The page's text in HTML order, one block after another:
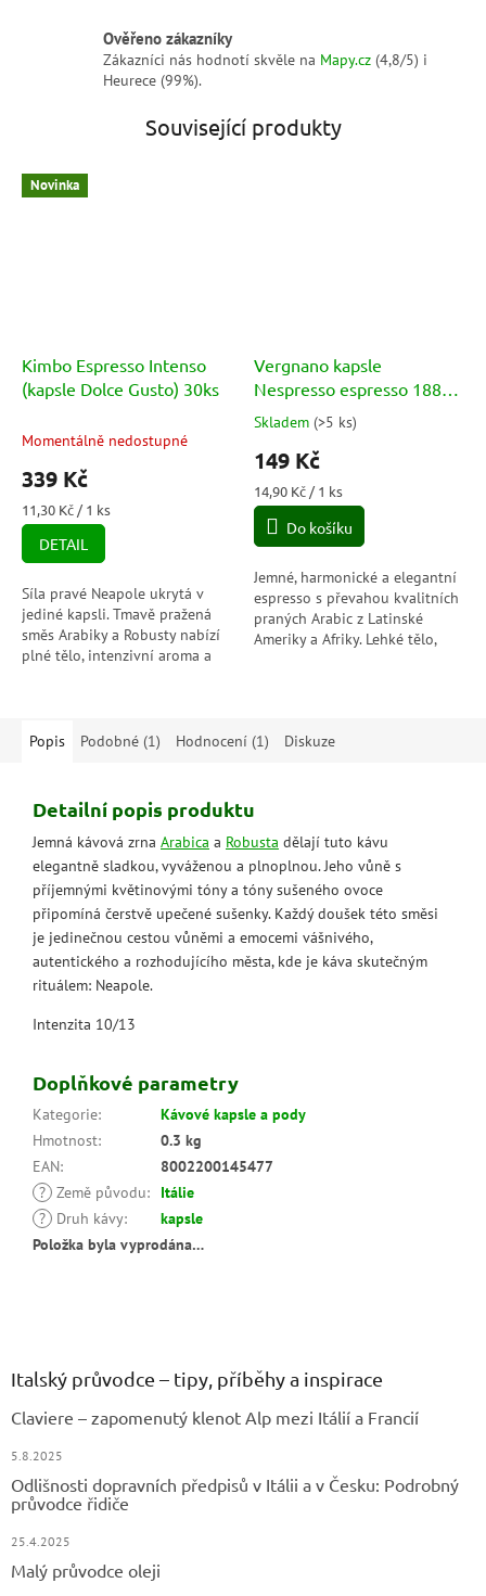
Ověřeno zákazníky
Zákazníci nás hodnotí skvěle na Mapy.cz (4,8/5) i
Heurece (99%).
Související produkty
Novinka
Kimbo Espresso Intenso
(kapsle Dolce Gusto) 30ks
Momentálně nedostupné
339 Kč
Měrná
cena:
11,30 Kč / 1 ks
DETAIL
Síla pravé Neapole ukrytá v
jediné kapsli. Tmavě pražená
směs Arabiky a Robusty nabízí
plné tělo, intenzivní aroma a
Vergnano kapsle
Nespresso espresso 1882
ORO 10ks
Průměrné
hodnocení
produktu
je
5,0
5
hvězdiček.
Skladem (>5 ks)
149 Kč
Měrná
cena:
14,90 Kč / 1 ks
Do košíku
Jemné, harmonické a elegantní
espresso s převahou kvalitních
praných Arabic z Latinské
Ameriky a Afriky. Lehké tělo,
Popis Podobné (1) Hodnocení (1) Diskuze
Detailní popis produktu
Jemná kávová zrna Arabica a Robusta dělají tuto kávu
elegantně sladkou, vyváženou a plnoplnou. Jeho vůně s
příjemnými květinovými tóny a tóny sušeného ovoce
připomíná čerstvě upečené sušenky. Každý doušek této směsi
je jedinečnou cestou vůněmi a emocemi vášnivého,
autentického a rozhodujícího města, kde je káva skutečným
rituálem: Neapole.
Intenzita 10/13
Doplňkové parametry
Kategorie:
Kávové kapsle a pody
Hmotnost:
0.3 kg
EAN:
8002200145477
? Země původu:
Itálie
?
Druh kávy:
kapsle
Položka byla vyprodána…
Italský průvodce – tipy, příběhy a inspirace
Claviere – zapomenutý klenot Alp mezi Itálií a Francií
5.8.2025
Odlišnosti dopravních předpisů v Itálii a v Česku: Podrobný
průvodce řidiče
25.4.2025
Malý průvodce oleji